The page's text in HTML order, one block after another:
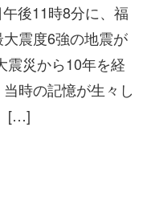
後11時8分に、福
震度6強の地震が
震災から10年を経
時の記憶が生々し
[…]